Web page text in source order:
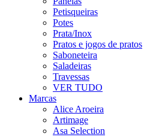
Petisqueiras
Potes
Prata/Inox
Pratos e jogos de pratos
Saboneteira
Saladeiras
Travessas
VER TUDO
Marcas
Alice Aroeira
Artimage
Asa Selection